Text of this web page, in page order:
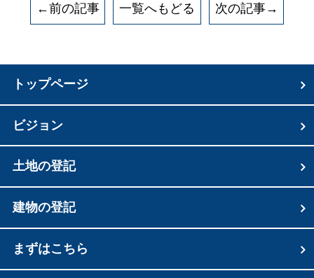
←前の記事 一覧へもどる 次の記事→
トップページ
ビジョン
土地の登記
建物の登記
まずはこちら